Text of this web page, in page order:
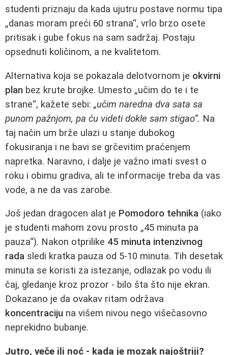
studenti priznaju da kada ujutru postave normu tipa
„danas moram preći 60 strana“, vrlo brzo osete
pritisak i gube fokus na sam sadržaj. Postaju
opsednuti količinom, a ne kvalitetom.
Alternativa koja se pokazala delotvornom je okvirni
plan bez krute brojke. Umesto „učim do te i te
strane“, kažete sebi: „učim naredna dva sata sa
punom pažnjom, pa ću videti dokle sam stigao“. Na
taj način um brže ulazi u stanje dubokog
fokusiranja i ne bavi se grčevitim praćenjem
napretka. Naravno, i dalje je važno imati svest o
roku i obimu gradiva, ali te informacije treba da vas
vode, a ne da vas zarobe.
Još jedan dragocen alat je Pomodoro tehnika (iako
je studenti mahom zovu prosto „45 minuta pa
pauza“). Nakon otprilike 45 minuta intenzivnog
rada sledi kratka pauza od 5-10 minuta. Tih desetak
minuta se koristi za istezanje, odlazak po vodu ili
čaj, gledanje kroz prozor - bilo šta što nije ekran.
Dokazano je da ovakav ritam održava
koncentraciju na višem nivou nego višečasovno
neprekidno bubanje.
Jutro, veče ili noć - kada je mozak najoštriji?